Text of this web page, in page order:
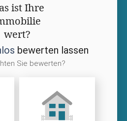
ist Ihre
wert?
bewerten lassen
Sie bewerten?